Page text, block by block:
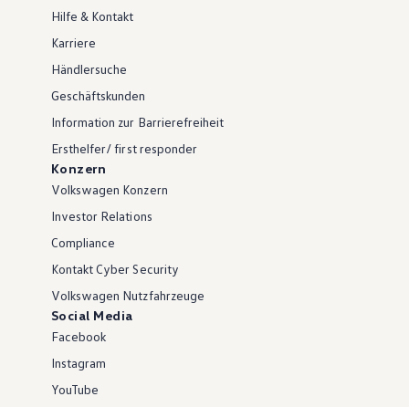
Hilfe & Kontakt
Karriere
Händlersuche
Geschäftskunden
Information zur Barrierefreiheit
Ersthelfer/ first responder
Konzern
Volkswagen Konzern
Investor Relations
Compliance
Kontakt Cyber Security
Volkswagen Nutzfahrzeuge
Social Media
Facebook
Instagram
YouTube